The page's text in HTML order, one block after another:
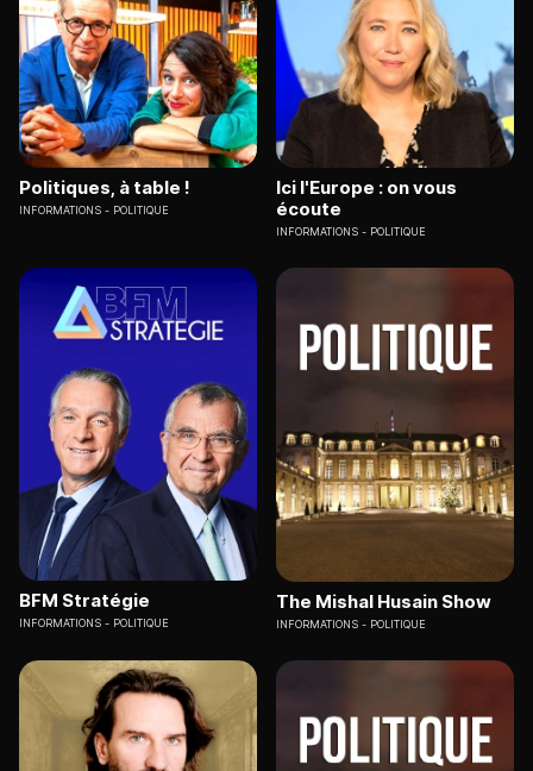
Politiques, à table !
INFORMATIONS POLITIQUE
Ici l'Europe : on vous
écoute
INFORMATIONS POLITIQUE
BFM Stratégie
INFORMATIONS POLITIQUE
The Mishal Husain Show
INFORMATIONS POLITIQUE